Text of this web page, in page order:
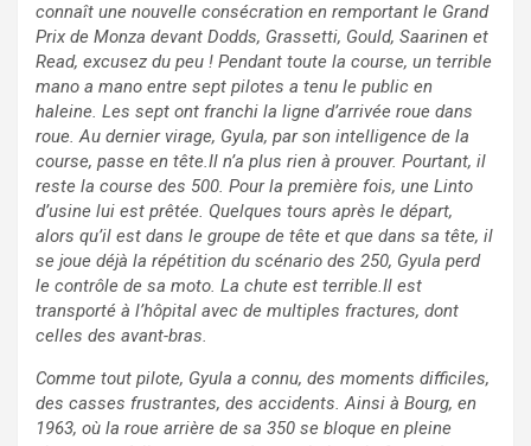
connaît une nouvelle consécration en remportant le Grand
Prix de Monza devant Dodds, Grassetti, Gould, Saarinen et
Read, excusez du peu ! Pendant toute la course, un terrible
mano a mano entre sept pilotes a tenu le public en
haleine. Les sept ont franchi la ligne d’arrivée roue dans
roue. Au dernier virage, Gyula, par son intelligence de la
course, passe en tête.Il n’a plus rien à prouver. Pourtant, il
reste la course des 500. Pour la première fois, une Linto
d’usine lui est prêtée. Quelques tours après le départ,
alors qu’il est dans le groupe de tête et que dans sa tête, il
se joue déjà la répétition du scénario des 250, Gyula perd
le contrôle de sa moto. La chute est terrible.Il est
transporté à l’hôpital avec de multiples fractures, dont
celles des avant-bras.
Comme tout pilote, Gyula a connu, des moments difficiles,
des casses frustrantes, des accidents. Ainsi à Bourg, en
1963, où la roue arrière de sa 350 se bloque en pleine